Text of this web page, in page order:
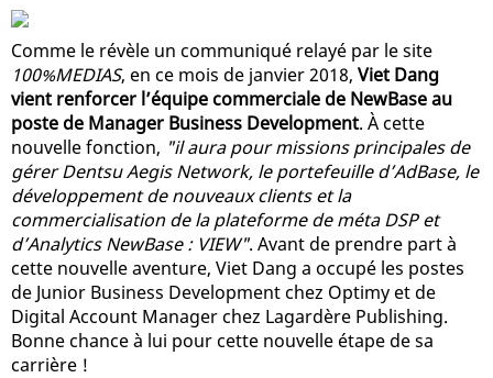
Comme le révèle un communiqué relayé par le site
100%MEDIAS, en ce mois de janvier 2018, Viet Dang
vient renforcer l’équipe commerciale de NewBase au
poste de Manager Business Development. À cette
nouvelle fonction, "il aura pour missions principales de
gérer Dentsu Aegis Network, le portefeuille d’AdBase, le
développement de nouveaux clients et la
commercialisation de la plateforme de méta DSP et
d’Analytics NewBase : VIEW". Avant de prendre part à
cette nouvelle aventure, Viet Dang a occupé les postes
de Junior Business Development chez Optimy et de
Digital Account Manager chez Lagardère Publishing.
Bonne chance à lui pour cette nouvelle étape de sa
carrière !